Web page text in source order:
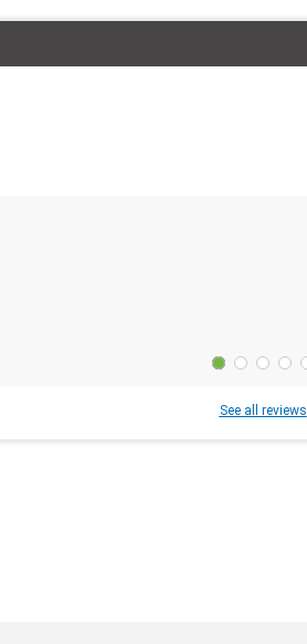
See all reviews